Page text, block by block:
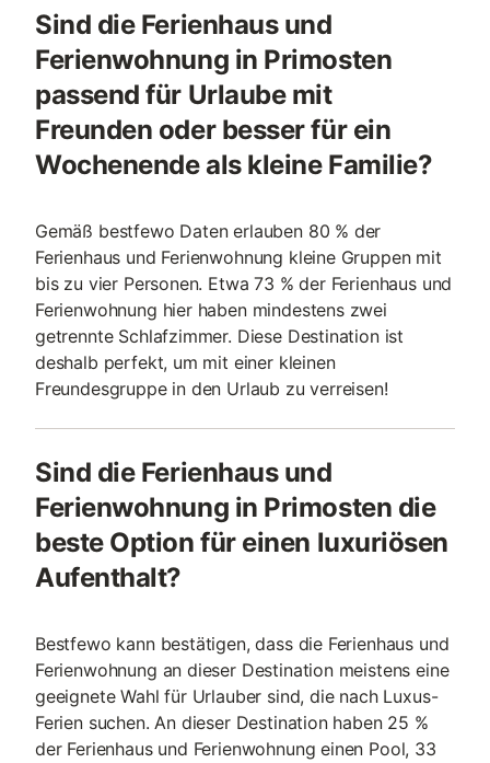
Sind die Ferienhaus und
Ferienwohnung in Primosten
passend für Urlaube mit
Freunden oder besser für ein
Wochenende als kleine Familie?
Gemäß bestfewo Daten erlauben 80 % der
Ferienhaus und Ferienwohnung kleine Gruppen mit
bis zu vier Personen. Etwa 73 % der Ferienhaus und
Ferienwohnung hier haben mindestens zwei
getrennte Schlafzimmer. Diese Destination ist
deshalb perfekt, um mit einer kleinen
Freundesgruppe in den Urlaub zu verreisen!
Sind die Ferienhaus und
Ferienwohnung in Primosten die
beste Option für einen luxuriösen
Aufenthalt?
Bestfewo kann bestätigen, dass die Ferienhaus und
Ferienwohnung an dieser Destination meistens eine
geeignete Wahl für Urlauber sind, die nach Luxus-
Ferien suchen. An dieser Destination haben 25 %
der Ferienhaus und Ferienwohnung einen Pool, 33